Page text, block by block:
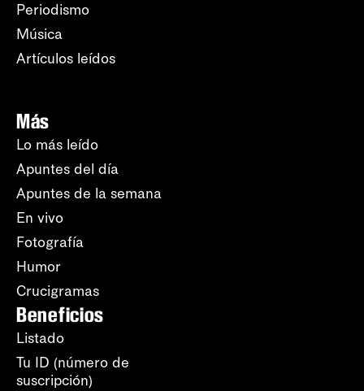
Periodismo
Música
Artículos leídos
Más
Lo más leído
Apuntes del día
Apuntes de la semana
En vivo
Fotografía
Humor
Crucigramas
Beneficios
Listado
Tu ID (número de
suscripción)